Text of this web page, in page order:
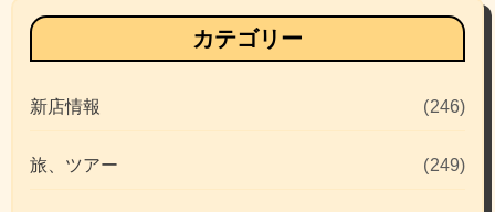
カテゴリー
新店情報 (246)
旅、ツアー (249)